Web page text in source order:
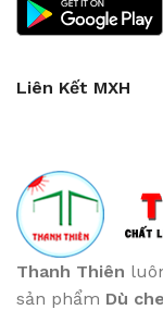
Liên Kết MXH
Thanh Thiên
sản phẩm Dù